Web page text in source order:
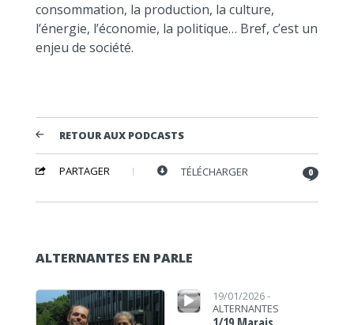
consommation, la production, la culture,
l’énergie, l’économie, la politique… Bref, c’est un
enjeu de société.
RETOUR AUX PODCASTS
PARTAGER TÉLÉCHARGER 0
ALTERNANTES EN PARLE
Lecteur audio
Lecteur audio
19/01/2026 -
ALTERNANTES